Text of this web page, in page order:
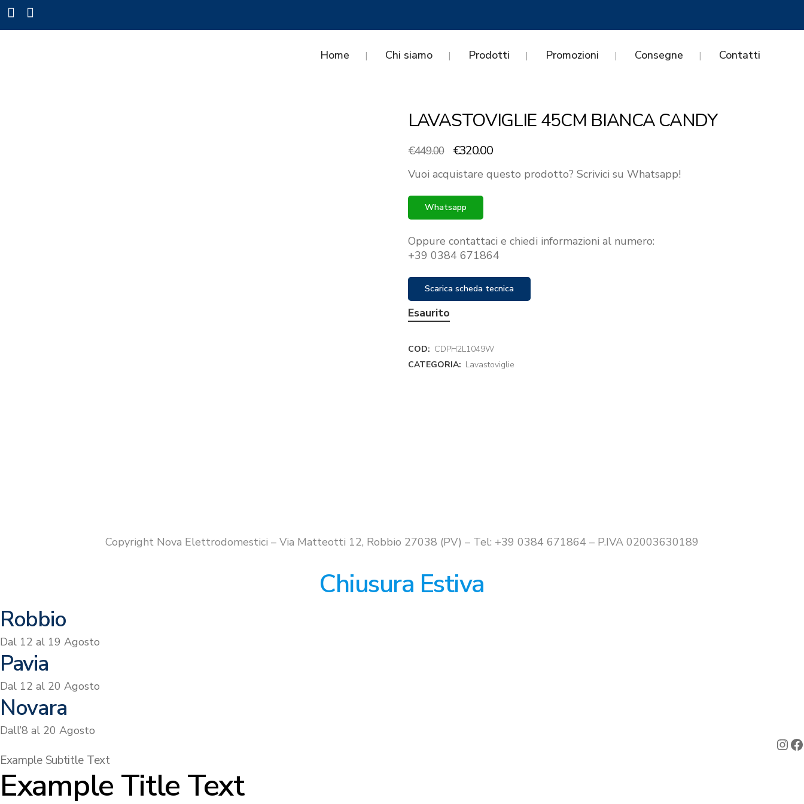
Home Chi siamo Prodotti Promozioni Consegne Contatti
LAVASTOVIGLIE 45CM BIANCA CANDY
€449.00
Il
originale
era:
€449.00.
€320.00Il
attuale
Vuoi acquistare questo prodotto? Scrivici su Whatsapp!
Whatsapp
Oppure contattaci e chiedi informazioni al numero:
+39 0384 671864
Scarica scheda tecnica
Esaurito
COD: CDPH2L1049W
CATEGORIA: Lavastoviglie
Copyright Nova Elettrodomestici – Via Matteotti 12, Robbio 27038 (PV) – Tel: +39 0384 671864 – P.IVA 02003630189
Chiusura Estiva
Robbio
Dal 12 al 19 Agosto
Pavia
Dal 12 al 20 Agosto
Novara
Dall’8 al 20 Agosto
Example Subtitle Text
Example Title Text